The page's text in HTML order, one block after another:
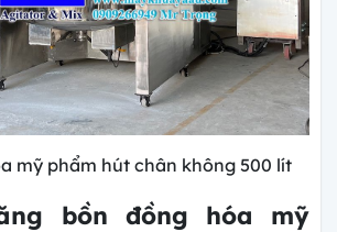
mỹ phẩm hút chân không 500 lít
bồn đồng hóa mỹ